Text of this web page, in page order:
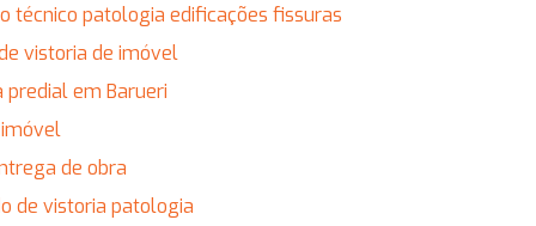
técnico patologia edificações fissuras
vistoria de imóvel
predial em Barueri
imóvel
de obra
de vistoria patologia